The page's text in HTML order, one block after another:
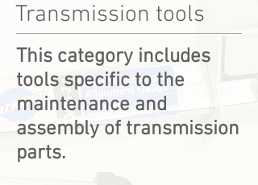
Transmission tools
This category includes
tools specific to the
maintenance and
assembly of transmission
parts.